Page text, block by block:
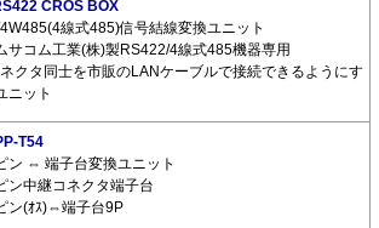
CROS BOX
線式485)信号結線変換ユニット
サコム工業(株)製RS422/4線式485機器専用
クタ同士を市販のLANケーブルで接続できるようにす
ニット
T54
ン ⇔ 端子台変換ユニット
ン中継コネクタ端子台
ン(ｵｽ)⇔端子台9P